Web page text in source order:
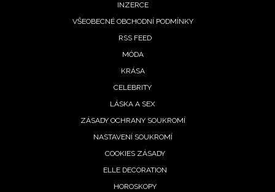
INZERCE
VŠEOBECNÉ OBCHODNÍ PODMÍNKY
RSS FEED
MÓDA
KRÁSA
CELEBRITY
LÁSKA A SEX
ZÁSADY OCHRANY SOUKROMÍ
NASTAVENÍ SOUKROMÍ
COOKIES ZÁSADY
ELLE DECORATION
HOROSKOPY